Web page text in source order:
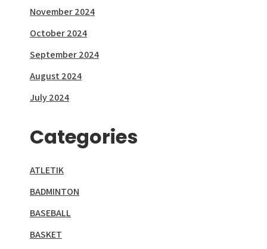
November 2024
October 2024
September 2024
August 2024
July 2024
Categories
ATLETIK
BADMINTON
BASEBALL
BASKET